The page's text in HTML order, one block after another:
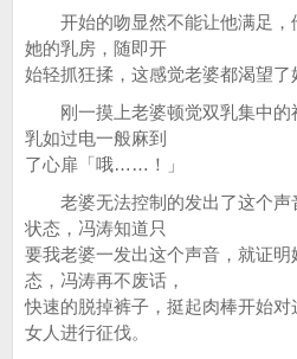
开始的吻显然不能让他满足，
她的乳房，随即开
始轻抓狂揉，这感觉老婆都渴望了
刚一摸上老婆顿觉双乳集中的
乳如过电一般麻到
了心扉「哦……！」
老婆无法控制的发出了这个声
状态，冯涛知道只
要我老婆一发出这个声音，就证
态，冯涛再不废话，
快速的脱掉裤子，挺起肉棒开始
女人进行征伐。